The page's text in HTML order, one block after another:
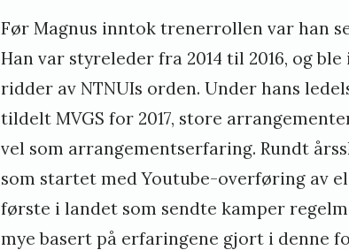
Før Magnus inntok trenerrollen var han
Han var styreleder fra 2014 til 2016, og
ridder av NTNUIs orden. Under hans
tildelt MVGS for 2017, store
vel som arrangementserfaring. Rundt
som startet med Youtube-overføring av
første i landet som sendte kamper
mye basert på erfaringene gjort i denne